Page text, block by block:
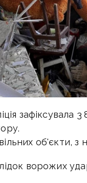
зафіксувала
об'єкти, з
ворожих